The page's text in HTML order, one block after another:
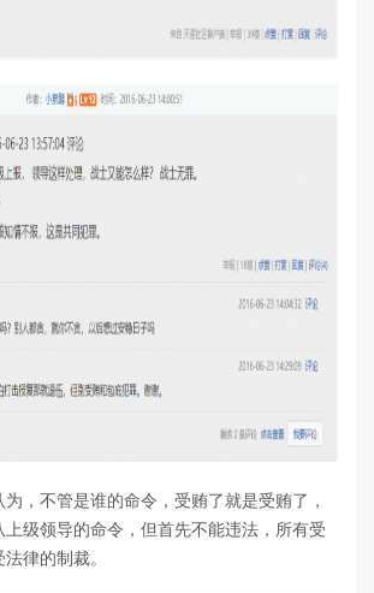
，不管是谁的命令，受贿了就是受贿了，
级领导的命令，但首先不能违法，所有受
律的制裁。